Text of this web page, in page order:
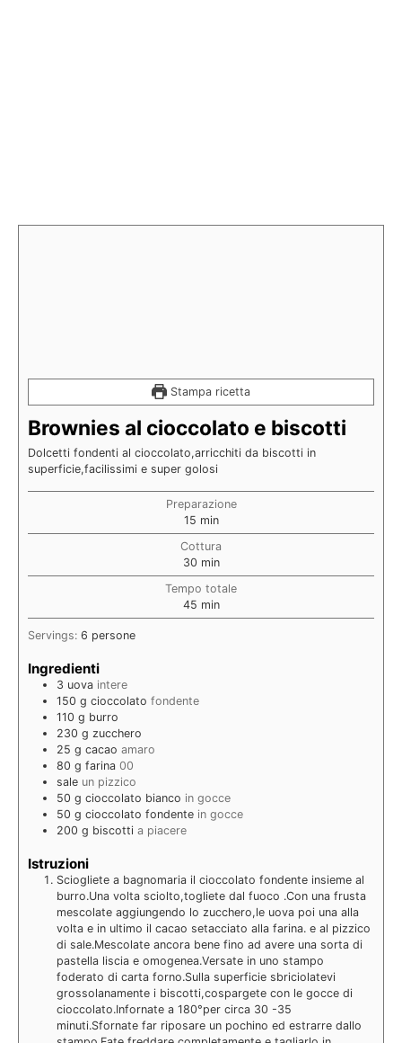
Stampa ricetta
Brownies al cioccolato e biscotti
Dolcetti fondenti al cioccolato,arricchiti da biscotti in
superficie,facilissimi e super golosi
Preparazione
15 min
Cottura
30 min
Tempo totale
45 min
Servings: 6 persone
Ingredienti
3 uova intere
150 g cioccolato fondente
110 g burro
230 g zucchero
25 g cacao amaro
80 g farina 00
sale un pizzico
50 g cioccolato bianco in gocce
50 g cioccolato fondente in gocce
200 g biscotti a piacere
Istruzioni
Sciogliete a bagnomaria il cioccolato fondente insieme al
burro.Una volta sciolto,togliete dal fuoco .Con una frusta
mescolate aggiungendo lo zucchero,le uova poi una alla
volta e in ultimo il cacao setacciato alla farina. e al pizzico
di sale.Mescolate ancora bene fino ad avere una sorta di
pastella liscia e omogenea.Versate in uno stampo
foderato di carta forno.Sulla superficie sbriciolatevi
grossolanamente i biscotti,cospargete con le gocce di
cioccolato.Infornate a 180°per circa 30 -35
minuti.Sfornate far riposare un pochino ed estrarre dallo